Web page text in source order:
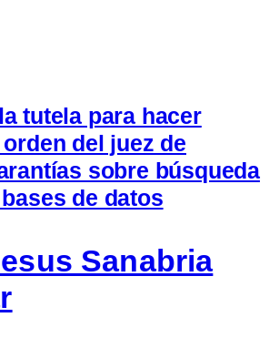
tutela para hacer
del juez de
sobre búsqueda
de datos
Sanabria